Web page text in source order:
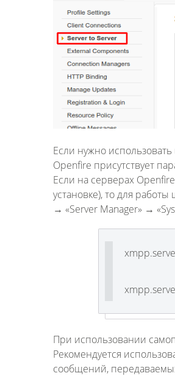
Если нужно
Openfire присутствует
Если на серверах
установке), то для
→ «Server Manager» →
При использовании
Рекомендуется
сообщений,